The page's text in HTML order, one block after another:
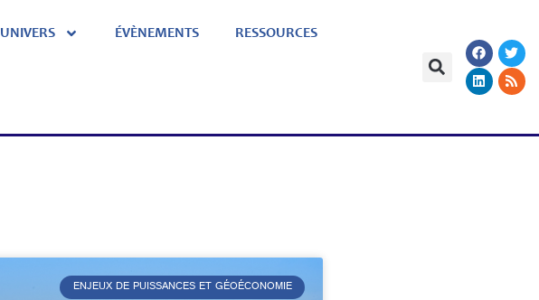
UNIVERS ÉVÈNEMENTS RESSOURCES
ENJEUX DE PUISSANCES ET GÉOÉCONOMIE